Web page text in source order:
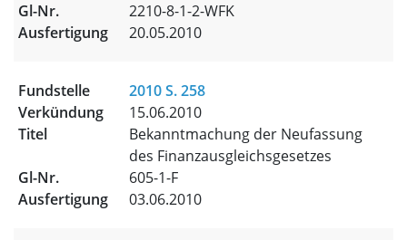
2210-8-1-2-WFK
20.05.2010
2010 S. 258
15.06.2010
Bekanntmachung der Neufassung
des Finanzausgleichsgesetzes
605-1-F
03.06.2010